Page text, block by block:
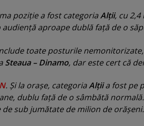
poziţie a fost categoriaAlţii, cu
audienţă aproape dublă faţă de o
toate posturile
Steaua – Dinamo, dar este cert că
. Şi la oraşe, categoriaAlţiia fost pe
dublu faţă de o sâmbătă normală.
de sub jumătate de milion de orăşeni.